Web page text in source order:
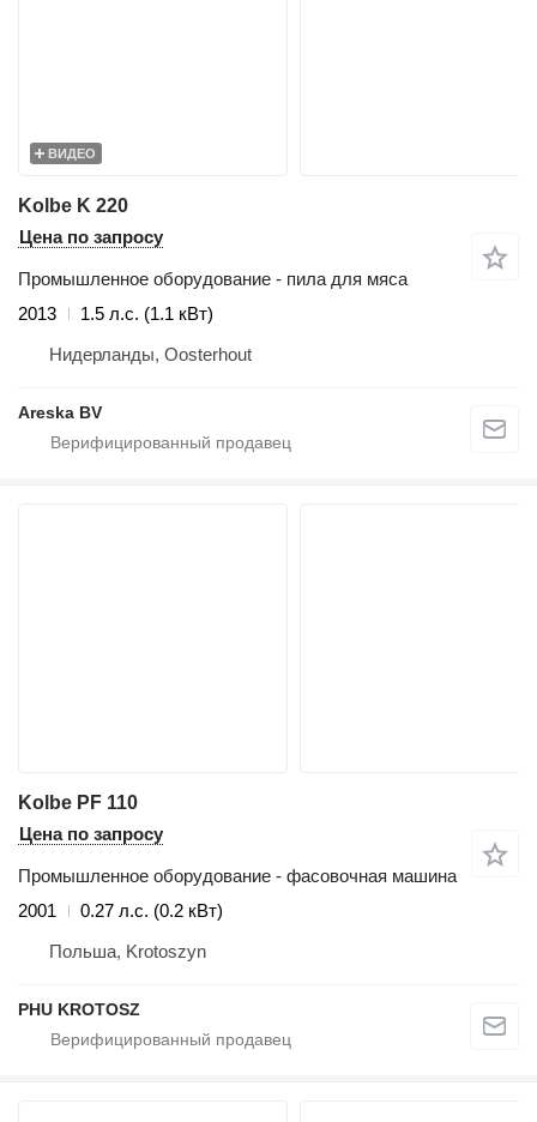
ВИДЕО
Kolbe K 220
Цена по запросу
Промышленное оборудование - пила для мяса
2013
1.5 л.с. (1.1 кВт)
Нидерланды, Oosterhout
Areska BV
Kolbe PF 110
Цена по запросу
Промышленное оборудование - фасовочная машина
2001
0.27 л.с. (0.2 кВт)
Польша, Krotoszyn
PHU KROTOSZ